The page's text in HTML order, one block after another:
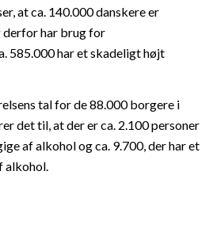
at ca. 140.000 danskere er
har brug for
585.000 har et skadeligt højt
tal for de 88.000 borgere i
det til, at der er ca. 2.100 personer
af alkohol og ca. 9.700, der har et
alkohol.